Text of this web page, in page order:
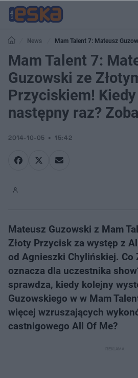
News
Mam Talent 7: Mateusz
Kiedy wystąpi następny raz? Zobacz [VIDEO]
Mam Talent 7:
Guzowski ze
Przyciskiem!
następny raz?
2014-10-05 15:42
Mateusz Guzowski z Mam
Złoty Przycisk za występ z
od Agnieszki Chylińskiej. Co
oznacza dla uczestnika
sprawdza, kiedy kolejny
Guzowskiego w w Mam
więcej wzruszających
castnigowego All Of Me?